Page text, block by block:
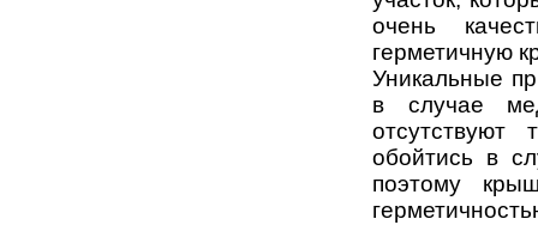
очень
герметичную
Уникальные
в случае
отсутствуют
обойтись в
поэтому